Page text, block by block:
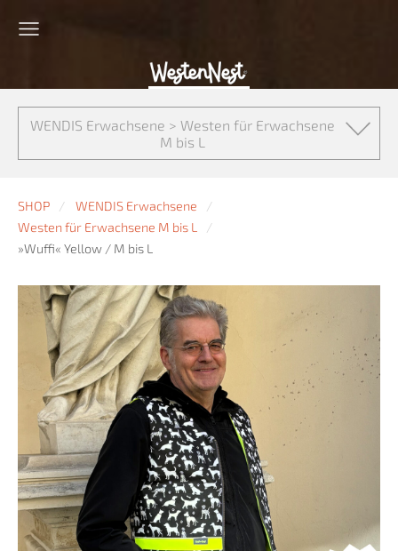
WENDIS Erwachsene > Westen für Erwachsene
M bis L
SHOP
WENDIS Erwachsene
Westen für Erwachsene M bis L
»Wuffi« Yellow / M bis L